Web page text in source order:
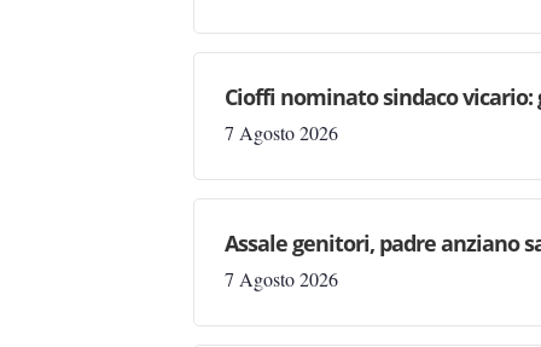
Cioffi nominato sindaco
7 Agosto 2026
Assale genitori, padre anziano
7 Agosto 2026